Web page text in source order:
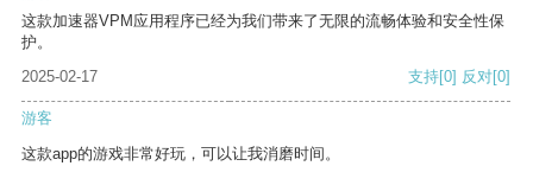
这款加速器VPM应用程序已经为我们带来了无限的流畅体验和安全性保
护。
2025-02-17
支持[0] 反对[0]
游客
这款app的游戏非常好玩，可以让我消磨时间。